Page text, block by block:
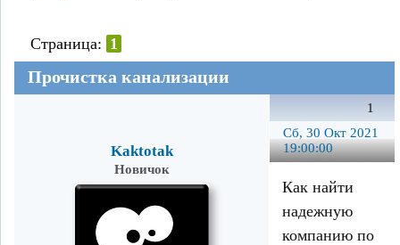
Прочистка канализации
Страница: 1
1
Сб, 30 Окт 2021
19:00:00
Kaktotak
Новичок
Как найти
надежную
компанию по